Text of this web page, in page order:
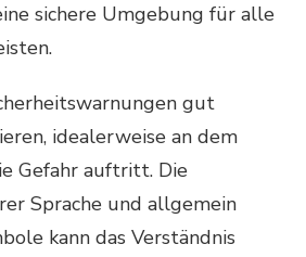
sichere Umgebung für alle
gut
idealerweise an dem
Gefahr auftritt. Die
Sprache und allgemein
kann das Verständnis